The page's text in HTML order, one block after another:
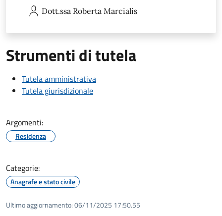
Dott.ssa Roberta Marcialis
Strumenti di tutela
Tutela amministrativa
Tutela giurisdizionale
Argomenti:
Residenza
Categorie:
Anagrafe e stato civile
Ultimo aggiornamento:06/11/2025 17:50.55